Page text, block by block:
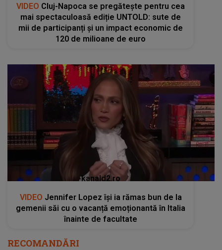
VIDEO Cluj-Napoca se pregătește pentru cea
mai spectaculoasă ediție UNTOLD: sute de
mii de participanți și un impact economic de
120 de milioane de euro
kanald2.ro
VIDEO Jennifer Lopez își ia rămas bun de la
gemenii săi cu o vacanță emoționantă în Italia
înainte de facultate
RECOMANDĂRI